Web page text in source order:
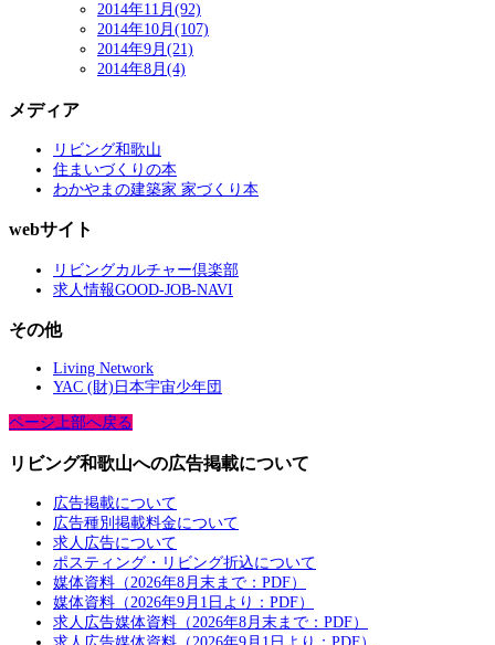
2014年11月(92)
2014年10月(107)
2014年9月(21)
2014年8月(4)
メディア
リビング和歌山
住まいづくりの本
わかやまの建築家 家づくり本
webサイト
リビングカルチャー倶楽部
求人情報GOOD-JOB-NAVI
その他
Living Network
YAC (財)日本宇宙少年団
ページ上部へ戻る
リビング和歌山への広告掲載について
広告掲載について
広告種別掲載料金について
求人広告について
ポスティング・リビング折込について
媒体資料（2026年8月末まで：PDF）
媒体資料（2026年9月1日より：PDF）
求人広告媒体資料（2026年8月末まで：PDF）